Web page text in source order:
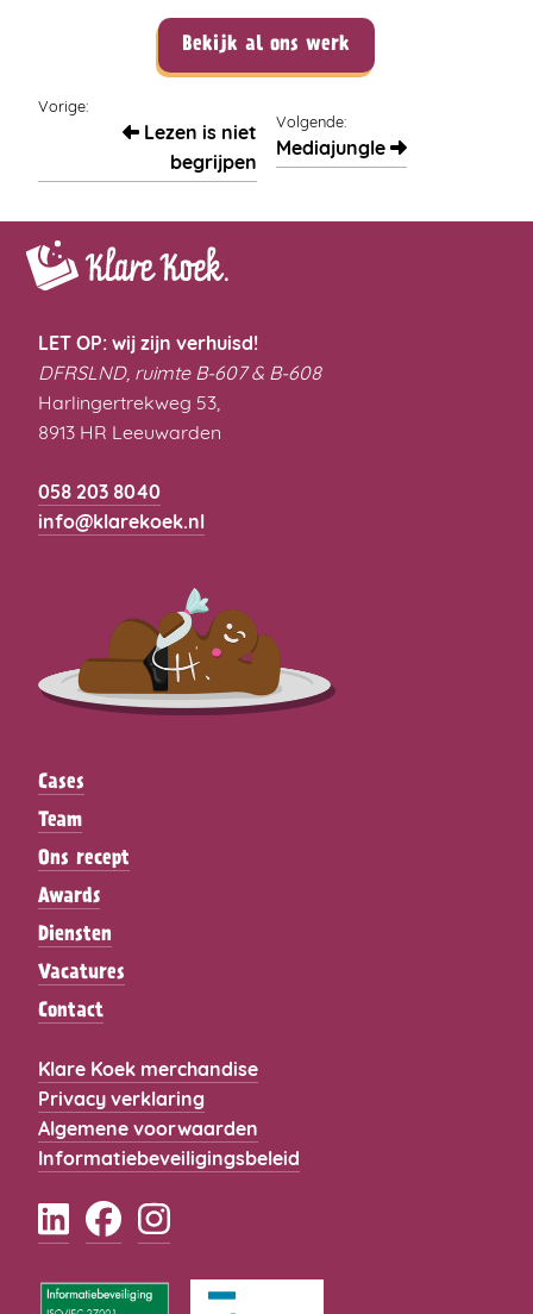
Bekijk al ons werk
Vorige:
Lezen is niet
begrijpen
Volgende:
Mediajungle
LET OP: wij zijn verhuisd!
DFRSLND, ruimte B-607 & B-608
Harlingertrekweg 53,
8913 HR Leeuwarden
058 203 8040
info@klarekoek.nl
Cases
Team
Ons recept
Awards
Diensten
Vacatures
Contact
Klare Koek merchandise
Privacy verklaring
Algemene voorwaarden
Informatiebeveiligingsbeleid